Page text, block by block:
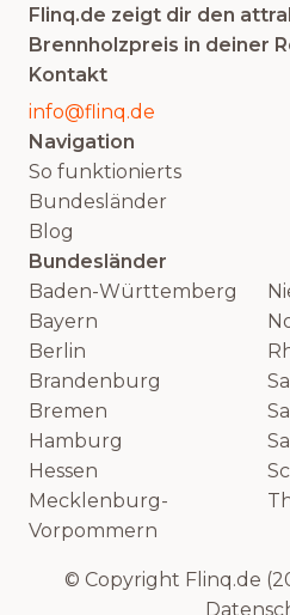
Flinq.de zeigt dir den
Brennholzpreis in deiner
Kontakt
info@flinq.de
Navigation
So funktionierts
Bundesländer
Blog
Bundesländer
Baden-Württemberg
Bayern
Berlin
Brandenburg
Bremen
Hamburg
Hessen
Mecklenburg-
Vorpommern
© Copyright Flinq.de